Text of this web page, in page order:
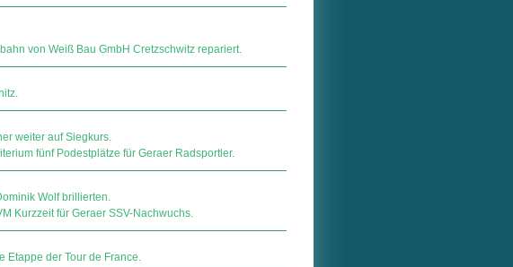
von Weiß Bau GmbH Cretzschwitz repariert.
weiter auf Siegkurs.
fünf Podestplätze für Geraer Radsportler.
Wolf brillierten.
Kurzzeit für Geraer SSV-Nachwuchs.
Etappe der Tour de France.